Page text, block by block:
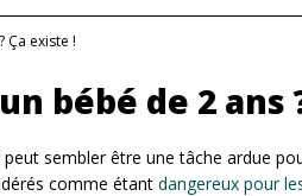
existe !
bébé de 2 ans
peut sembler être une tâche ardue
comme étant dangereux pour